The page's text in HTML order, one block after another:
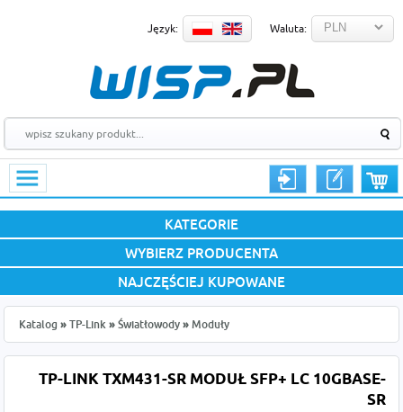
Język: Waluta:
KATEGORIE
WYBIERZ PRODUCENTA
NAJCZĘŚCIEJ KUPOWANE
Katalog » TP-Link » Światłowody » Moduły
TP-LINK TXM431-SR MODUŁ SFP+ LC 10GBASE-
SR